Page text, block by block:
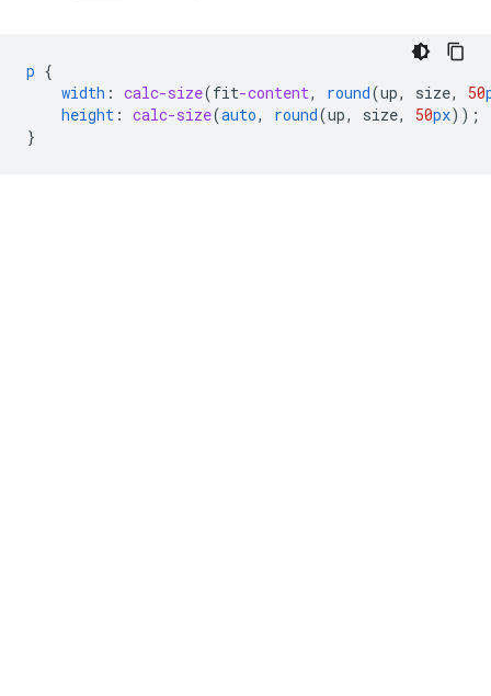
p {
width : calc-size(fit-content, round(up, size, 50
height : calc-size(auto, round(up, size, 50px));
}